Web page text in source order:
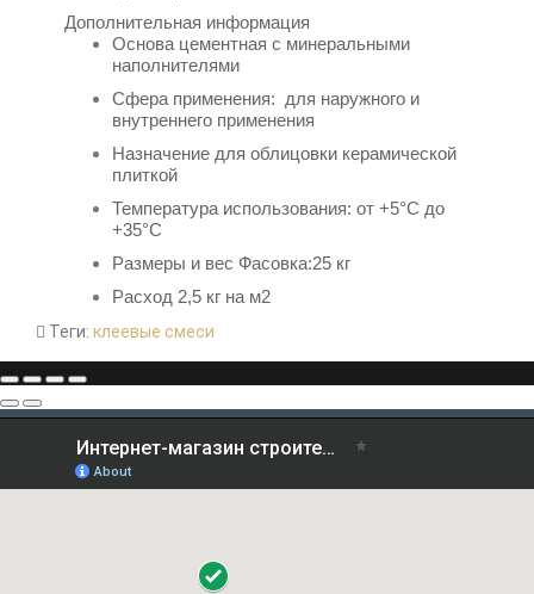
Дополнительная информация
Основа цементная с минеральными
наполнителями
Сфера применения: для наружного и
внутреннего применения
Назначение для облицовки керамической
плиткой
Температура использования: от +5°С до
+35°С
Размеры и вес Фасовка:25 кг
Расход 2,5 кг на м2
Теги: клеевые смеси